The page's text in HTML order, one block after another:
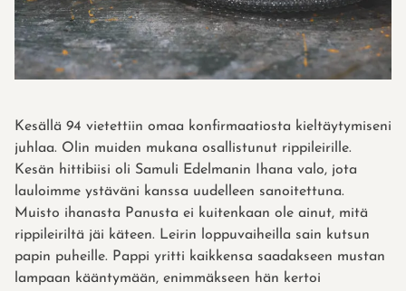
Kesällä 94 vietettiin omaa konfirmaatiosta kieltäytymiseni
juhlaa. Olin muiden mukana osallistunut rippileirille.
Kesän hittibiisi oli Samuli Edelmanin Ihana valo, jota
lauloimme ystäväni kanssa uudelleen sanoitettuna.
Muisto ihanasta Panusta ei kuitenkaan ole ainut, mitä
rippileiriltä jäi käteen. Leirin loppuvaiheilla sain kutsun
papin puheille. Pappi yritti kaikkensa saadakseen mustan
lampaan kääntymään, enimmäkseen hän kertoi